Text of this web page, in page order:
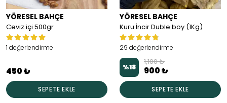
YÖRESEL BAHÇE
Ceviz içi 500gr
1 değerlendirme
450 ₺
SEPETE EKLE
YÖRESEL BAHÇE
Kuru İncir Duble boy (1Kg)
29 değerlendirme
%18
1,100 ₺
900 ₺
SEPETE EKLE